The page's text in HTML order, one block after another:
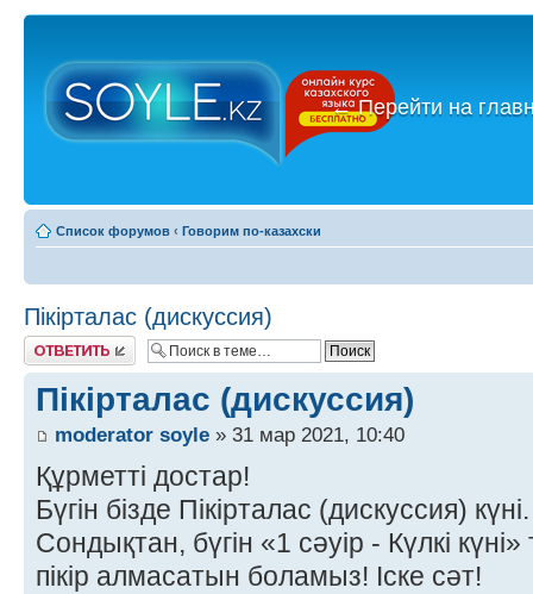
←Перейти на
Список форумов ‹ Говорим по-казахски
Пікірталас (дискуссия)
Ответить
Пікірталас (дискуссия)
moderator soyle » 31 мар 2021, 10:40
Құрметті достар!
Бүгін бізде Пікірталас (дискуссия) күні.
Сондықтан, бүгін «1 сәуір - Күлкі
пікір алмасатын боламыз! Іске сәт!